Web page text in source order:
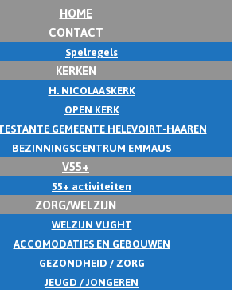
HOME
CONTACT
Spelregels
KERKEN
H. NICOLAASKERK
OPEN KERK
GEMEENTE HELEVOIRT-HAAREN
BEZINNINGSCENTRUM EMMAUS
V55+
55+ activiteiten
ZORG/WELZIJN
WELZIJN VUGHT
ACCOMODATIES EN GEBOUWEN
GEZONDHEID / ZORG
JEUGD / JONGEREN